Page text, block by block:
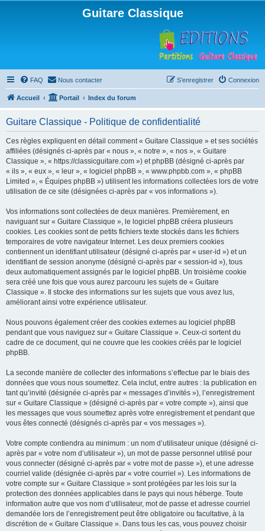
Guitare Classique
FAQ Nous contacter Connexion
S’enregistrer
Accueil Portail Index du forum
Guitare Classique - Politique de confidentialité
Ces règles expliquent en détail comment « Guitare Classique » et ses sociétés
affiliées (désignés ci-après par « nous », « notre », « nos », « Guitare
Classique », « https://classicguitare.com ») et phpBB (désigné ci-après par
« ils », « eux », « leur », « logiciel phpBB », « www.phpbb.com », « phpBB
Limited », « Équipes phpBB ») utilisent les informations collectées lors de votre
utilisation de ce site (désignées ci-après par « vos informations »).
Vos informations sont collectées de deux manières. Premièrement, en
naviguant sur « Guitare Classique », le logiciel phpBB créera plusieurs
cookies. Les cookies sont de petits fichiers texte stockés dans les fichiers
temporaires de votre navigateur Internet. Les deux premiers cookies
contiennent un identifiant utilisateur (désigné ci-après par « user-id ») et un
identifiant de session anonyme (désigné ci-après par « session-id »), tous
deux automatiquement assignés par le logiciel phpBB. Un troisième cookie
sera créé une fois que vous aurez parcouru les sujets de « Guitare
Classique ». Il stocke des informations sur les sujets que vous avez lus,
améliorant ainsi votre expérience utilisateur.
Nous pouvons également créer des cookies externes au logiciel phpBB
pendant que vous naviguez sur « Guitare Classique ». Ceux-ci sortent du
cadre de ce document, qui ne couvre que les cookies créés par le logiciel
phpBB.
La seconde manière de collecter des informations s’effectue par le biais des
données que vous nous soumettez. Cela inclut, entre autres : la publication en
tant qu’invité (désignée ci-après par « messages d’invités »), l’enregistrement
sur « Guitare Classique » (désigné ci-après par « votre compte »), ainsi que
les messages que vous soumettez après votre enregistrement et pendant que
vous êtes connecté (désignés ci-après par « vos messages »).
Votre compte contiendra au minimum : un nom d’utilisateur unique (désigné ci-
après par « votre nom d’utilisateur »), un mot de passe personnel utilisé pour
vous connecter (désigné ci-après par « votre mot de passe »), et une adresse
courriel valide (désignée ci-après par « votre courriel »). Les informations de
votre compte sur « Guitare Classique » sont protégées par les lois sur la
protection des données applicables dans le pays qui nous héberge. Toute
information autre que vos nom d’utilisateur, mot de passe et adresse courriel
demandée lors de l’enregistrement peut être obligatoire ou facultative, à la
discrétion de « Guitare Classique ». Dans tous les cas, vous pouvez choisir